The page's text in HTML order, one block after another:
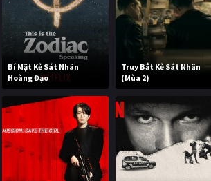
Bí Mật Kẻ Sát Nhân
Hoàng Đạo
Truy Bắt Kẻ Sát Nhân
(Mùa 2)